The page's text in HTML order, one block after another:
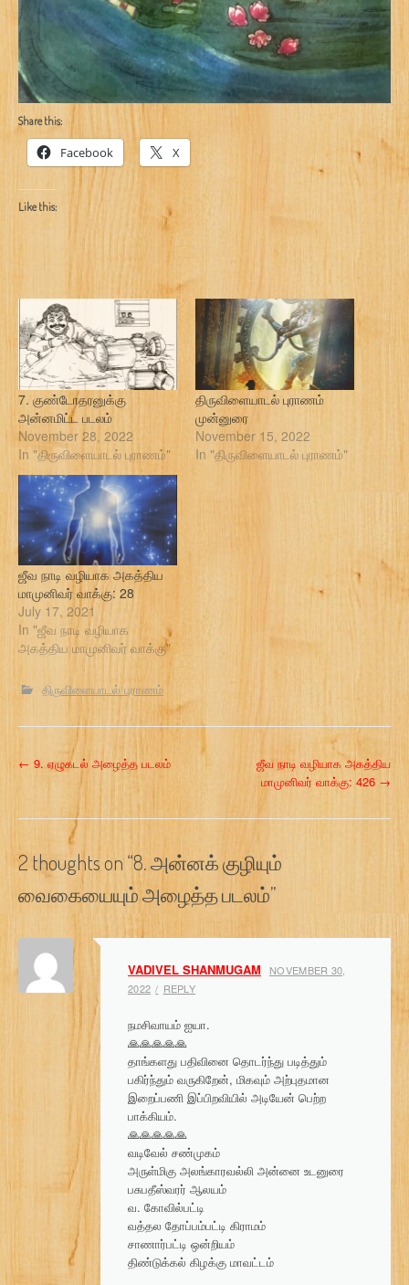
Share this:
Facebook X
Like this:
7. குண்டோதரனுக்கு
அன்னமிட்ட படலம்
November 28, 2022
In "திருவிளையாடல் புராணம்"
திருவிளையாடல் புராணம்
முன்னுரை
November 15, 2022
In "திருவிளையாடல் புராணம்"
ஜீவ நாடி வழியாக அகத்திய
மாமுனிவர் வாக்கு: 28
July 17, 2021
In "ஜீவ நாடி வழியாக
அகத்திய மாமுனிவர் வாக்கு"
திருவிளையாடல் புராணம்
P
t
n
a
v
i
← 9. ஏழுகடல் அழைத்த படலம்
ஜீவ நாடி வழியாக அகத்திய
மாமுனிவர் வாக்கு: 426 →
2 thoughts on “8. அன்னக் குழியும்
வைகையையும் அழைத்த படலம்”
VADIVEL SHANMUGAM
NOVEMBER 30,
2022
REPLY
நமசிவாயம் ஐயா.
🙏🙏🙏🙏🙏
தாங்களது பதிவினை தொடர்ந்து படித்தும்
பகிர்ந்தும் வருகிறேன், மிகவும் அற்புதமான
இறைப்பணி இப்பிறவியில் அடியேன் பெற்ற
பாக்கியம்.
🙏🙏🙏🙏🙏
வடிவேல் சண்முகம்
அருள்மிகு அலங்காரவல்லி அன்னை உடனுரை
பசுபதீஸ்வரர் ஆலயம்
வ. கோவில்பட்டி
வத்தல தோப்பம்பட்டி கிராமம்
சாணார்பட்டி ஒன்றியம்
திண்டுக்கல் கிழக்கு மாவட்டம்